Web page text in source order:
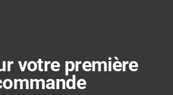
votre première